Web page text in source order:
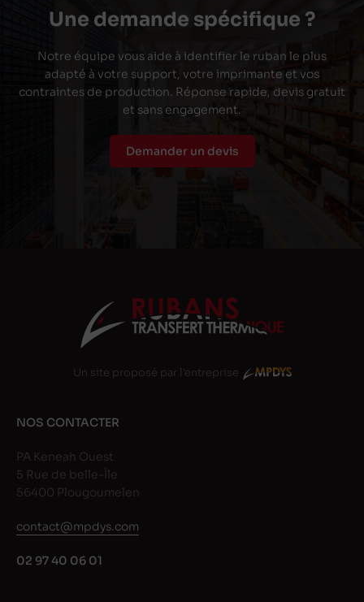
Une demande spécifique ?
Notre équipe vous aide à identifier le ruban le plus
adapté à votre support, votre imprimante et vos
contraintes de production. Réponse rapide, devis gratuit
et sans engagement.
Demander un devis
Un site proposé par l'entreprise
NOS CONTACTER
PA Keneah Ouest
5 Rue de belle-Île
56400 Plougoumelen
contact@mpdys.com
02 97 40 06 01